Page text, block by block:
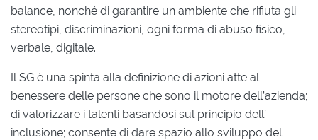
balance, nonché di garantire un ambiente che rifiuta gli
stereotipi, discriminazioni, ogni forma di abuso fisico,
verbale, digitale.
Il SG è una spinta alla definizione di azioni atte al
benessere delle persone che sono il motore dell’azienda;
di valorizzare i talenti basandosi sul principio dell’
inclusione; consente di dare spazio allo sviluppo del